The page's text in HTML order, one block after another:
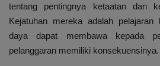
tentang pentingnya ketaatan dan
Kejatuhan mereka adalah
daya dapat membawa kepada
pelanggaran memiliki konsekuensinya.